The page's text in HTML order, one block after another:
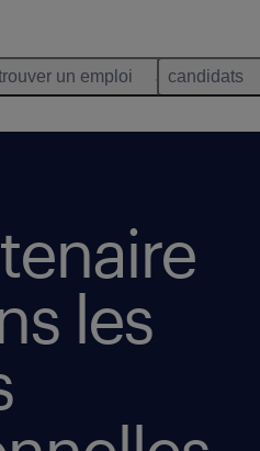
un emploi candidats
les